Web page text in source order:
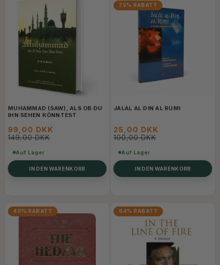
MUHAMMAD (SAW), ALS OB DU
IHN SEHEN KÖNNTEST
99,00 DKK
149,00 DKK
Auf Lager
IN DEN WARENKORB
75% RABATT
JALAL AL DIN AL RUMI
25,00 DKK
100,00 DKK
Auf Lager
IN DEN WARENKORB
40% RABATT 64% RABATT